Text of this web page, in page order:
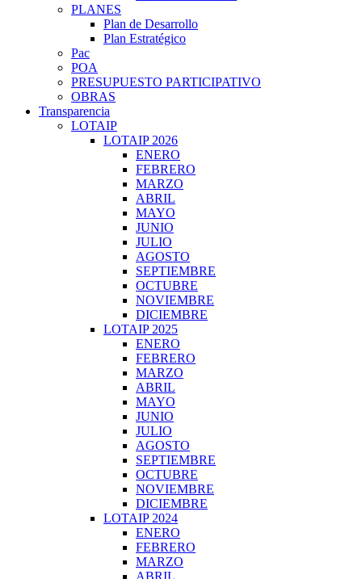
PLANES
Plan de Desarrollo
Plan Estratégico
Pac
POA
PRESUPUESTO PARTICIPATIVO
OBRAS
Transparencia
LOTAIP
LOTAIP 2026
ENERO
FEBRERO
MARZO
ABRIL
MAYO
JUNIO
JULIO
AGOSTO
SEPTIEMBRE
OCTUBRE
NOVIEMBRE
DICIEMBRE
LOTAIP 2025
ENERO
FEBRERO
MARZO
ABRIL
MAYO
JUNIO
JULIO
AGOSTO
SEPTIEMBRE
OCTUBRE
NOVIEMBRE
DICIEMBRE
LOTAIP 2024
ENERO
FEBRERO
MARZO
ABRIL